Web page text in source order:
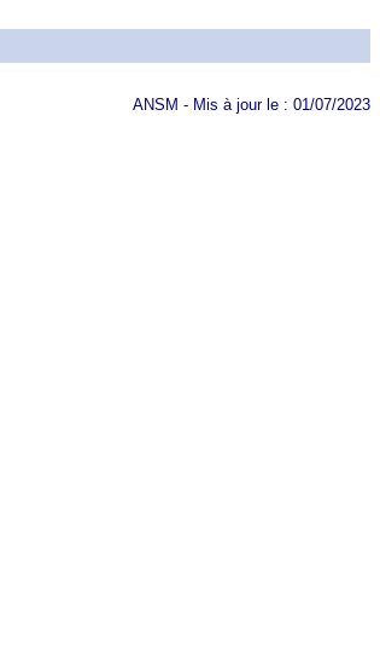
ANSM - Mis à jour le : 01/07/2023